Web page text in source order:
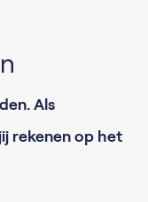
Als
rekenen op het